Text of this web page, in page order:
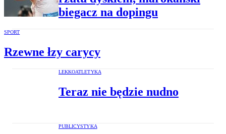
biegacz na dopingu
SPORT
Rzewne łzy carycy
LEKKOATLETYKA
Teraz nie będzie nudno
PUBLICYSTYKA